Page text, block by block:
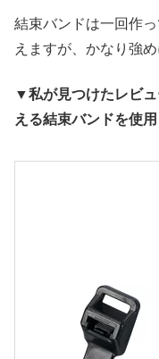
結束バンドは一回作
えますが、かなり強
▼私が見つけたレビ
える結束バンドを使用